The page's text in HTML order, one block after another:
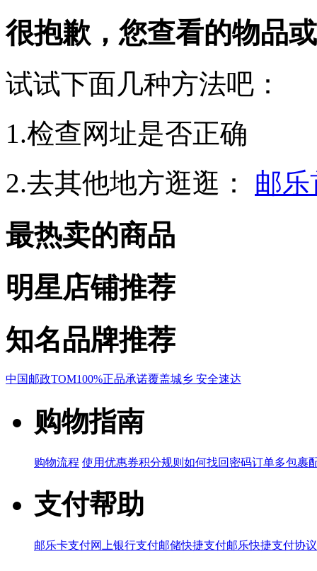
很抱歉，您查看的物品
试试下面几种方法吧：
1.检查网址是否正确
2.去其他地方逛逛：
邮
最热卖的商品
明星店铺推荐
知名品牌推荐
中国邮政TOM100%正品承诺覆盖城乡 安全速达
购物指南
购物流程 使用优惠券积分规则 如何找回密码订单多包裹
支付帮助
邮乐卡支付网上银行支付邮储快捷支付邮乐快捷支付协议